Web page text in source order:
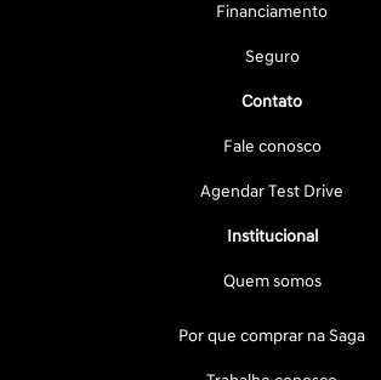
Financiamento
Seguro
Contato
Fale conosco
Agendar Test Drive
Institucional
Quem somos
Por que comprar na Saga